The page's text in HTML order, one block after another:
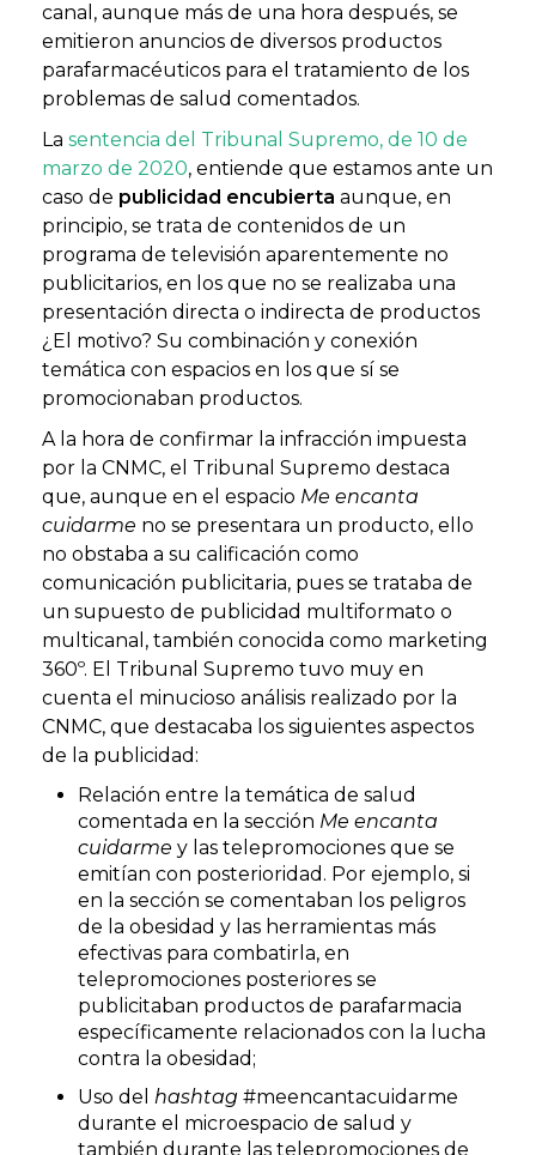
canal, aunque más de una hora después, se
emitieron anuncios de diversos productos
parafarmacéuticos para el tratamiento de los
problemas de salud comentados.
La sentencia del Tribunal Supremo, de 10 de
marzo de 2020, entiende que estamos ante un
caso de publicidad encubierta aunque, en
principio, se trata de contenidos de un
programa de televisión aparentemente no
publicitarios, en los que no se realizaba una
presentación directa o indirecta de productos
¿El motivo? Su combinación y conexión
temática con espacios en los que sí se
promocionaban productos.
A la hora de confirmar la infracción impuesta
por la CNMC, el Tribunal Supremo destaca
que, aunque en el espacio Me encanta
cuidarme no se presentara un producto, ello
no obstaba a su calificación como
comunicación publicitaria, pues se trataba de
un supuesto de publicidad multiformato o
multicanal, también conocida como marketing
360º. El Tribunal Supremo tuvo muy en
cuenta el minucioso análisis realizado por la
CNMC, que destacaba los siguientes aspectos
de la publicidad:
Relación entre la temática de salud
comentada en la sección Me encanta
cuidarme y las telepromociones que se
emitían con posterioridad. Por ejemplo, si
en la sección se comentaban los peligros
de la obesidad y las herramientas más
efectivas para combatirla, en
telepromociones posteriores se
publicitaban productos de parafarmacia
específicamente relacionados con la lucha
contra la obesidad;
Uso del hashtag #meencantacuidarme
durante el microespacio de salud y
también durante las telepromociones de